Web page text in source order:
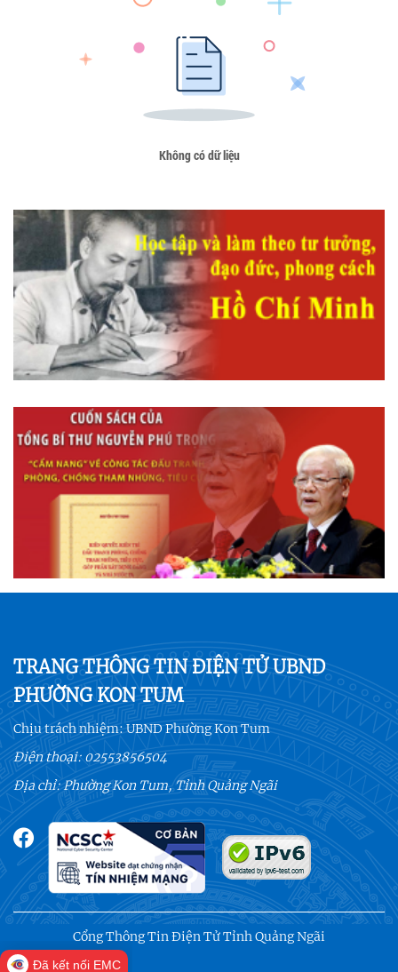
Không có dữ liệu
TRANG THÔNG TIN ĐIỆN TỬ UBND
PHƯỜNG KON TUM
Chịu trách nhiệm:UBND Phường Kon Tum
Điện thoại:02553856504
Địa chỉ: Phường Kon Tum, Tỉnh Quảng Ngãi
Cổng Thông Tin Điện Tử Tỉnh Quảng Ngãi
Đã kết nối EMC